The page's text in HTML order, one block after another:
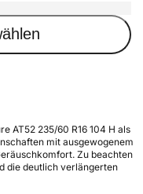
AT52 235/60 R16 104 H als
mit ausgewogenem
Zu beachten
die deutlich verlängerten